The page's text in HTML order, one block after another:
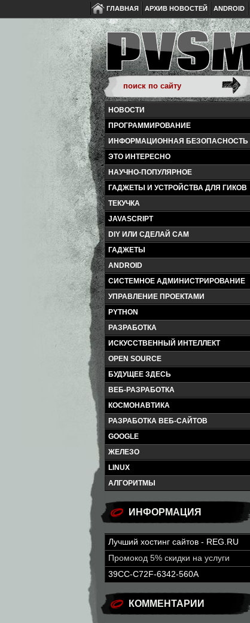
ГЛАВНАЯ АРХИВ НОВОСТЕЙ ANDROID
НОВОСТИ
ПРОГРАММИРОВАНИЕ
ИНФОРМАЦИОННАЯ БЕЗОПАСНОСТЬ
ЭТО ИНТЕРЕСНО
НАУЧНО-ПОПУЛЯРНОЕ
ГАДЖЕТЫ И УСТРОЙСТВА ДЛЯ ГИКОВ
ТЕКУЧКА
JAVASCRIPT
DIY ИЛИ СДЕЛАЙ САМ
ГАДЖЕТЫ
ANDROID
СИСТЕМНОЕ АДМИНИСТРИРОВАНИЕ
УПРАВЛЕНИЕ ПРОЕКТАМИ
PYTHON
РАЗРАБОТКА
ИСКУССТВЕННЫЙ ИНТЕЛЛЕКТ
OPEN SOURCE
БУДУЩЕЕ ЗДЕСЬ
ВЕБ-РАЗРАБОТКА
КОСМОНАВТИКА
РАЗРАБОТКА ВЕБ-САЙТОВ
GOOGLE
ЖЕЛЕЗО
LINUX
АЛГОРИТМЫ
ИНФОРМАЦИЯ
Лучший хостинг сайтов - REG.RU
Промокод 5% скидки на услуги
39CC-C72F-6342-560A
КОММЕНТАРИИ